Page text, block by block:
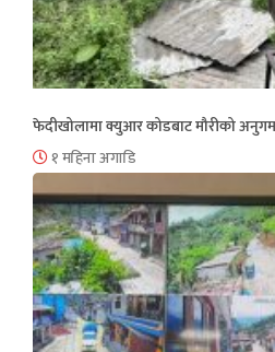
फेदीखोलामा क्युआर कोडबाट मौरीको
१ महिना अगाडि